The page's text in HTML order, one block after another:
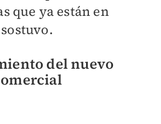
que ya están en
del nuevo